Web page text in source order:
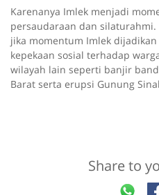
Karenanya Imlek menjadi
persaudaraan dan
jika momentum Imlek
kepekaan sosial terhadap
wilayah lain seperti banjir
Barat serta erupsi Gunung
Share to